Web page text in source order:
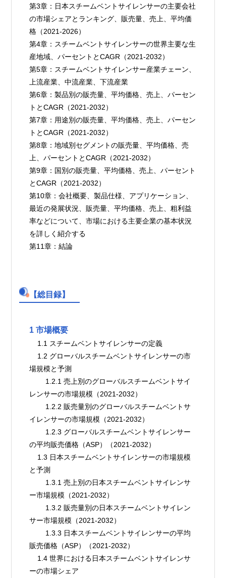
第3章：日本スチームベントサイレンサーの主要会社
の市場シェアとランキング、販売量、売上、平均価
格（2021-2026）
第4章：スチームベントサイレンサーの世界主要な生
産地域、パーセントとCAGR（2021-2032）
第5章：スチームベントサイレンサー産業チェーン、
上流産業、中流産業、下流産業
第6章：製品別の販売量、平均価格、売上、パーセン
トとCAGR（2021-2032）
第7章：用途別の販売量、平均価格、売上、パーセン
トとCAGR（2021-2032）
第8章：地域別セグメントの販売量、平均価格、売
上、パーセントとCAGR（2021-2032）
第9章：国別の販売量、平均価格、売上、パーセント
とCAGR（2021-2032）
第10章：会社概要、製品仕様、アプリケーション、
最近の発展状況、販売量、平均価格、売上、粗利益
率などについて、市場における主要企業の基本状況
を詳しく紹介する
第11章：結論
【総目録】
1 市場概要
    1.1 スチームベントサイレンサーの定義
場規模と予測
レンサーの市場規模（2021-2032）
イレンサーの市場規模（2021-2032）
の平均販売価格（ASP）（2021-2032）
と予測
ー市場規模（2021-2032）
サー市場規模（2021-2032）
販売価格（ASP）（2021-2032）
ーの市場シェア